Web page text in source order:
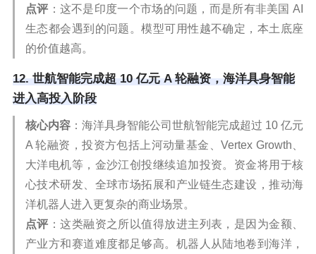
点评 ：这不是印度一个市场的问题，而是所有非美国 AI
生态都会遇到的问题。模型可用性越不确定，本土底座
的价值越高。
12. 世航智能完成超 10 亿元 A 轮融资，海洋具身智能
进入高投入阶段
核心内容 ：海洋具身智能公司世航智能完成超过 10 亿元
A 轮融资，投资方包括上河动量基金、Vertex Growth、
大洋电机等，金沙江创投继续追加投资。资金将用于核
心技术研发、全球市场拓展和产业链生态建设，推动海
洋机器人进入更复杂的商业场景。
点评 ：这类融资之所以值得放进主列表，是因为金额、
产业方和赛道难度都足够高。机器人从陆地卷到海洋，